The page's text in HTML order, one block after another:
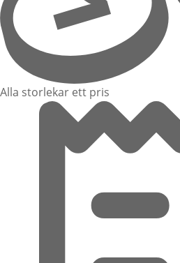
Alla storlekar ett pris